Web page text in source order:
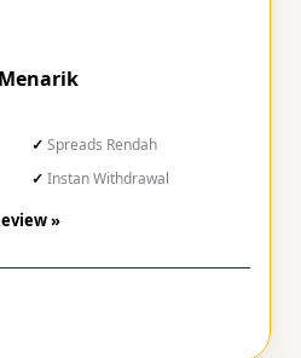
Spreads Rendah
Instan Withdrawal
»